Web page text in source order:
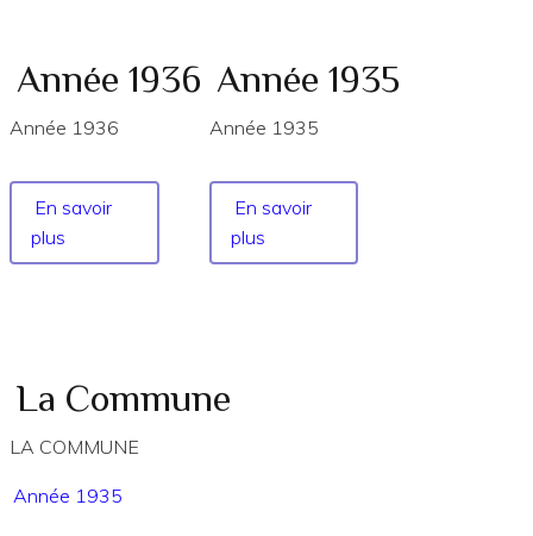
Année 1936
Année 1936
En savoir
plus
Année
Année 1935
Année 1935
En savoir
plus
Année
La Commune
LA COMMUNE
Année 1935